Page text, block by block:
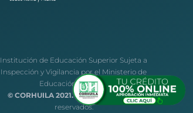
Institución de Educación Superior Sujeta a
Inspección y Vigilancia por el Ministerio de
Educación Nacional
© CORHUILA 2021.Todos los derechos
reservados.